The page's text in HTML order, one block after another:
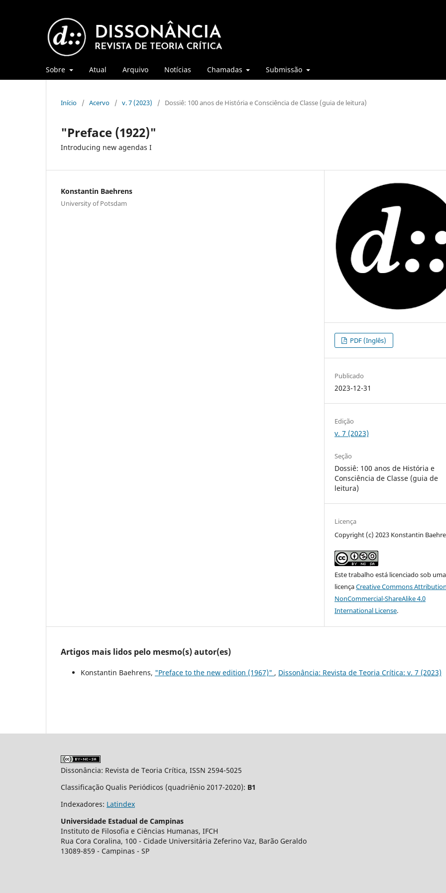
Sobre Atual Arquivo Notícias Chamadas Submissão
Início / Acervo / v. 7 (2023) / Dossiê: 100 anos de História e Consciência de Classe (guia de leitura)
"Preface (1922)"
Introducing new agendas I
Konstantin Baehrens
University of Potsdam
PDF (Inglês)
Publicado
2023-12-31
Edição
v. 7 (2023)
Seção
Dossiê: 100 anos de História e
Consciência de Classe (guia de
leitura)
Licença
Copyright (c) 2023 Konstantin
Este trabalho está licenciado sob uma
licençaCreative Commons
NonCommercial-ShareAlike 4.0
International License.
Artigos mais lidos pelo mesmo(s) autor(es)
Konstantin Baehrens, "Preface to the new edition (1967)" , Dissonância: Revista de Teoria Crítica: v. 7 (2023)
Dissonância: Revista de Teoria Crítica, ISSN 2594-5025
Classificação Qualis Periódicos (quadriênio 2017-2020): B1
Indexadores: Latindex
Universidade Estadual de Campinas
Instituto de Filosofia e Ciências Humanas, IFCH
Rua Cora Coralina, 100 - Cidade Universit´aria Zeferino Vaz, Barão Geraldo
13089-859 - Campinas - SP